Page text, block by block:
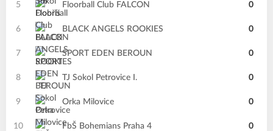
5 Floorball Club FALCON 0
6 BLACK ANGELS ROOKIES 0
7 SPORT EDEN BEROUN 0
8 TJ Sokol Petrovice I. 0
9 Orka Milovice 0
10 FbŠ Bohemians Praha 4 0